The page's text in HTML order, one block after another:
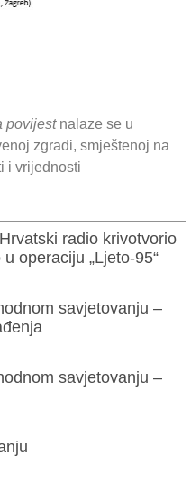
povijestnalaze se u
zgradi, smještenoj na
i vrijednosti
radio krivotvorio
operaciju „Ljeto-95“
savjetovanju –
savjetovanju –